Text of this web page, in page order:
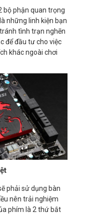
bộ phận quan trọng
những linh kiện bạn
tình trạn nghẽn
để đầu tư cho việc
khác ngoài chơi
phải sử dụng bàn
nên trải nghiệm
phím là 2 thứ bắt